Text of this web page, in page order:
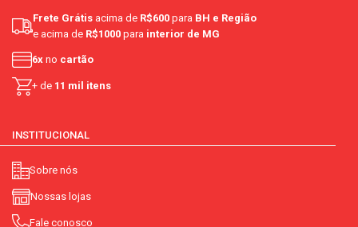
Frete Grátis acima de R$600 para BH e Região
e acima de R$1000 para interior de MG
6x no cartão
+ de 11 mil itens
INSTITUCIONAL
Sobre nós
Nossas lojas
Fale conosco